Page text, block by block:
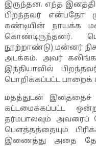
இருந்தன. எந்த
பிறந்தவர் என்பதோ
கண்டியின் நாயக்க
கொண்டிருந்தனர்.
நூற்றாண்டு) மன்னர்
அடக்கம். அவர்
இந்தியாவில்
பொறிக்கப்பட்ட
மதத்துடன் இனத்தைச்
கட்டமைக்கப்பட்ட
தர்மபாலவும் அவரைப்
பௌத்தத்தையும்
இணைத்து அதை